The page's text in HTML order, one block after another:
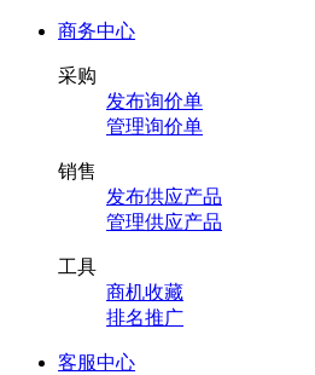
商务中心
采购
发布询价单
管理询价单
销售
发布供应产品
管理供应产品
工具
商机收藏
排名推广
客服中心